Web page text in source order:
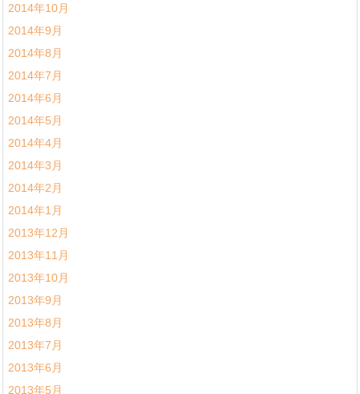
2014年10月
2014年9月
2014年8月
2014年7月
2014年6月
2014年5月
2014年4月
2014年3月
2014年2月
2014年1月
2013年12月
2013年11月
2013年10月
2013年9月
2013年8月
2013年7月
2013年6月
2013年5月